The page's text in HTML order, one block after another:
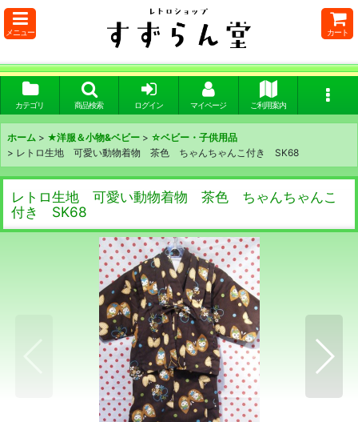
メニュー カート
カテゴリ 商品検索 ログイン マイページ ご利用案内
ホーム > ★洋服＆小物&ベビー > ☆ベビー・子供用品
> レトロ生地 可愛い動物着物 茶色 ちゃんちゃんこ付き SK68
レトロ生地 可愛い動物着物 茶色 ちゃんちゃんこ
付き SK68